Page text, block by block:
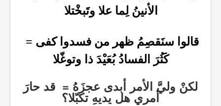
الأنينُ لِما علا وتَبخْتلا
قالوا سنَقصِمُ ظهر من فسدوا كفى =
كََثُرَ الفسادُ بُعَيْدَ ذا وتوغّلا
لكنْ وليَّ الأمر أبدى عجزَهُ = قد حارَ
أمري هل يديهِ تكبّلا؟